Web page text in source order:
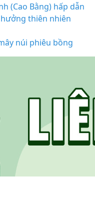
(Cao Bằng) hấp dẫn
thiên nhiên
núi phiêu bồng